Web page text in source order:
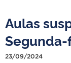
Aulas
23/09/2024